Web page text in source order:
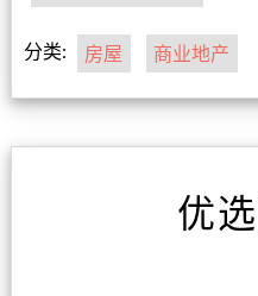
分类: 房屋 商业地产
优